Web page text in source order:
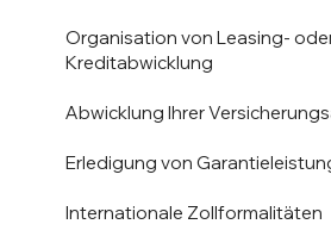
Organisation von Leasing-
Kreditabwicklung
Abwicklung Ihrer
Erledigung von
Internationale Zollformalitäten